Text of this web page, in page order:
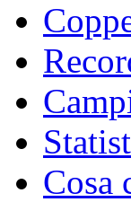
Cosa